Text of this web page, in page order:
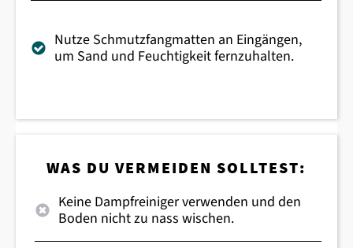
Nutze Schmutzfangmatten an Eingängen,
um Sand und Feuchtigkeit fernzuhalten.
WAS DU VERMEIDEN SOLLTEST:
Keine Dampfreiniger verwenden und den
Boden nicht zu nass wischen.